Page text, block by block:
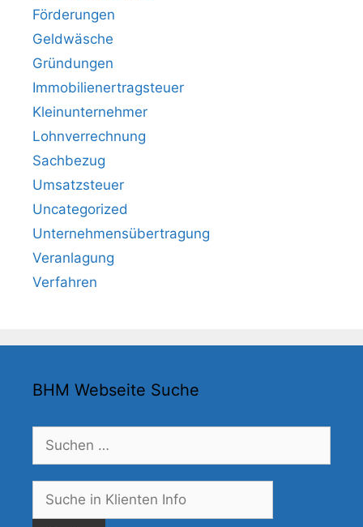
Förderungen
Geldwäsche
Gründungen
Immobilienertragsteuer
Kleinunternehmer
Lohnverrechnung
Sachbezug
Umsatzsteuer
Uncategorized
Unternehmensübertragung
Veranlagung
Verfahren
BHM Webseite Suche
Suchen
nach: